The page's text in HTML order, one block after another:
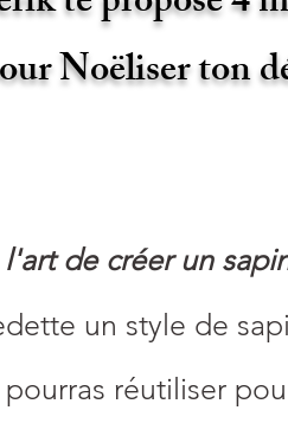
Noëliser ton
de créer un
un style de
réutiliser